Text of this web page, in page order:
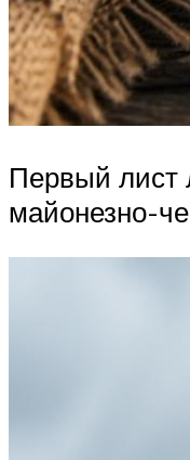
Первый лист
майонезно-